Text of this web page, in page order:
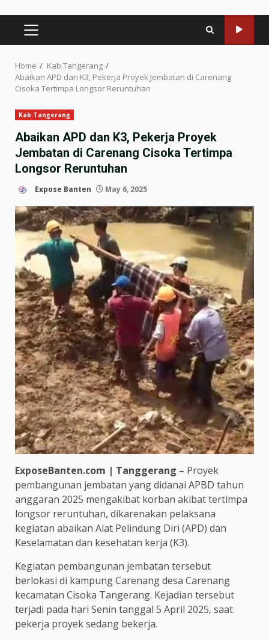
PRIMARY
MENU
Home
Kab.Tangerang
Abaikan APD dan K3, Pekerja Proyek Jembatan di Carenang
Cisoka Tertimpa Longsor Reruntuhan
Kab.Tangerang
Abaikan APD dan K3, Pekerja Proyek
Jembatan di Carenang Cisoka Tertimpa
Longsor Reruntuhan
Expose Banten May 6, 2025
ExposeBanten.com | Tanggerang – Proyek
pembangunan jembatan yang didanai APBD tahun
anggaran 2025 mengakibat korban akibat tertimpa
longsor reruntuhan, dikarenakan pelaksana
kegiatan abaikan Alat Pelindung Diri (APD) dan
Keselamatan dan kesehatan kerja (K3).
Kegiatan pembangunan jembatan tersebut
berlokasi di kampung Carenang desa Carenang
kecamatan Cisoka Tangerang. Kejadian tersebut
terjadi pada hari Senin tanggal 5 April 2025, saat
pekerja proyek sedang bekerja.